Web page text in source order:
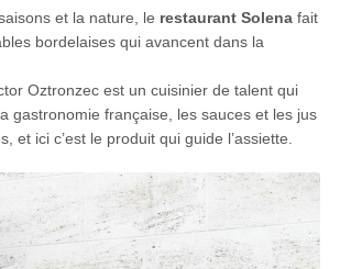
et la nature, le restaurant Solenafait
bordelaises qui avancent dans la
Oztronzec est un cuisinier de talent qui
gastronomie française, les sauces et les jus
et ici c’est le produit qui guide l’assiette.